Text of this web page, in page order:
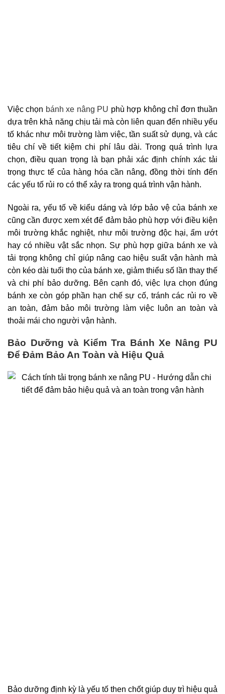
Việc chọn bánh xe nâng PU phù hợp không chỉ đơn thuần
dựa trên khả năng chịu tải mà còn liên quan đến nhiều yếu
tố khác như môi trường làm việc, tần suất sử dụng, và các
tiêu chí về tiết kiệm chi phí lâu dài. Trong quá trình lựa
chọn, điều quan trọng là bạn phải xác định chính xác tải
trọng thực tế của hàng hóa cần nâng, đồng thời tính đến
các yếu tố rủi ro có thể xảy ra trong quá trình vận hành.
Ngoài ra, yếu tố về kiểu dáng và lớp bảo vệ của bánh xe
cũng cần được xem xét để đảm bảo phù hợp với điều kiện
môi trường khắc nghiệt, như môi trường độc hại, ẩm ướt
hay có nhiều vật sắc nhọn. Sự phù hợp giữa bánh xe và
tải trọng không chỉ giúp nâng cao hiệu suất vận hành mà
còn kéo dài tuổi thọ của bánh xe, giảm thiểu số lần thay thế
và chi phí bảo dưỡng. Bên cạnh đó, việc lựa chọn đúng
bánh xe còn góp phần hạn chế sự cố, tránh các rủi ro về
an toàn, đảm bảo môi trường làm việc luôn an toàn và
thoải mái cho người vận hành.
Bảo Dưỡng và Kiểm Tra Bánh Xe Nâng PU
Để Đảm Bảo An Toàn và Hiệu Quả
Bảo dưỡng định kỳ là yếu tố then chốt giúp duy trì hiệu quả